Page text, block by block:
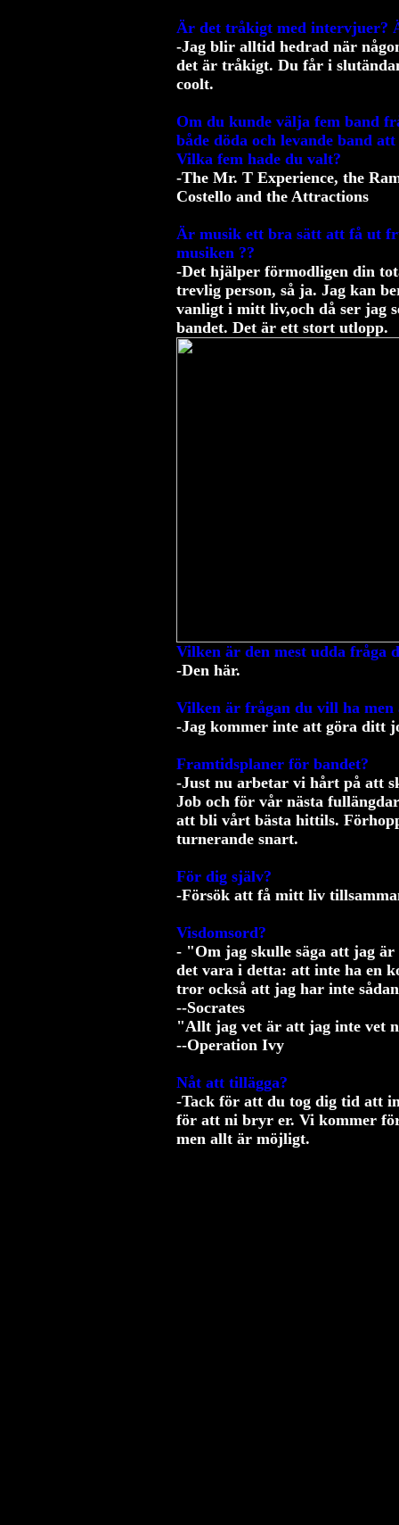
Är det tråkigt med intervjuer?
-Jag blir alltid hedrad när
det är tråkigt. Du får i
coolt.
Om du kunde välja fem band
både döda och levande band
Vilka fem hade du valt?
-The Mr. T Experience, the
Costello and the Attractions
Är musik ett bra sätt att få ut
musiken ??
-Det hjälper förmodligen din
trevlig person, så ja. Jag kan
vanligt i mitt liv,och då ser jag
bandet. Det är ett stort utlopp.
Vilken är den mest udda fråga
-Den här.
Vilken är frågan du vill ha men
-Jag kommer inte att göra ditt
Framtidsplaner för bandet?
-Just nu arbetar vi hårt på att
Job och för vår nästa
att bli vårt bästa hittils.
turnerande snart.
För dig själv?
-Försök att få mitt liv
Visdomsord?
- "Om jag skulle säga att jag
det vara i detta: att inte ha en
tror också att jag har inte
--Socrates
"Allt jag vet är att jag inte vet
--Operation Ivy
Nåt att tillägga?
-Tack för att du tog dig tid att
för att ni bryr er. Vi kommer
men allt är möjligt.